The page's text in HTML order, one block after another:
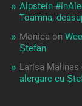
Alpstein
Toamna,
Monica on
Ștefan
Larisa Malinas
alergare cu